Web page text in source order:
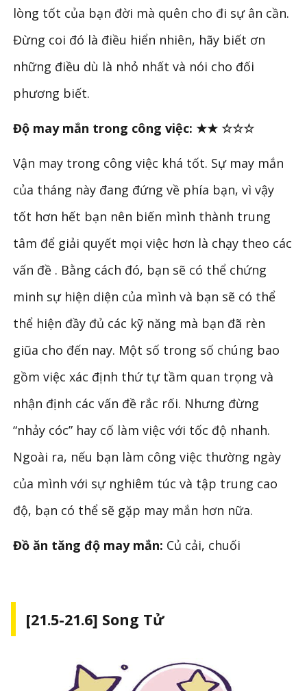
lòng tốt của bạn đời mà quên cho đi sự ân cần.
Đừng coi đó là điều hiển nhiên, hãy biết ơn
những điều dù là nhỏ nhất và nói cho đối
phương biết.
Độ may mắn trong công việc: ★★ ☆☆☆
Vận may trong công việc khá tốt. Sự may mắn
của tháng này đang đứng về phía bạn, vì vậy
tốt hơn hết bạn nên biến mình thành trung
tâm để giải quyết mọi việc hơn là chạy theo các
vấn đề . Bằng cách đó, bạn sẽ có thể chứng
minh sự hiện diện của mình và bạn sẽ có thể
thể hiện đầy đủ các kỹ năng mà bạn đã rèn
giũa cho đến nay. Một số trong số chúng bao
gồm việc xác định thứ tự tầm quan trọng và
nhận định các vấn đề rắc rối. Nhưng đừng
“nhảy cóc” hay cố làm việc với tốc độ nhanh.
Ngoài ra, nếu bạn làm công việc thường ngày
của mình với sự nghiêm túc và tập trung cao
độ, bạn có thể sẽ gặp may mắn hơn nữa.
Đồ ăn tăng độ may mắn: Củ cải, chuối
[21.5-21.6] Song Tử